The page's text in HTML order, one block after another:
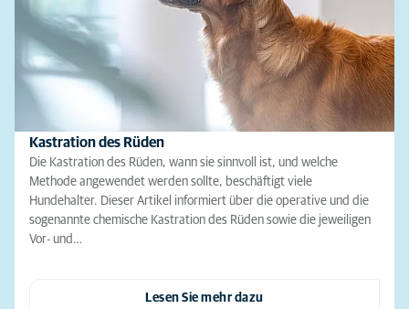
Kastration des Rüden
Die Kastration des Rüden, wann sie sinnvoll ist, und welche
Methode angewendet werden sollte, beschäftigt viele
Hundehalter. Dieser Artikel informiert über die operative und die
sogenannte chemische Kastration des Rüden sowie die jeweiligen
Vor- und…
Lesen Sie mehr dazu